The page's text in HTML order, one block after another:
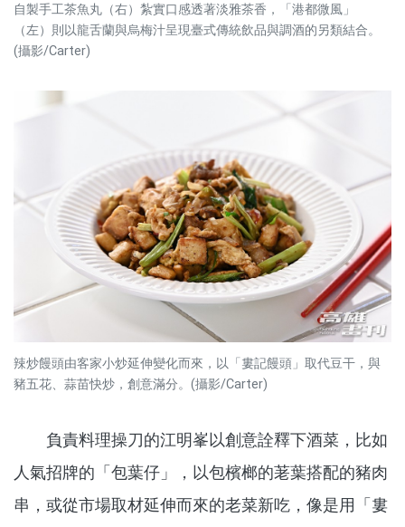
自製手工茶魚丸（右）紮實口感透著淡雅茶香，「港都微風」
（左）則以龍舌蘭與烏梅汁呈現臺式傳統飲品與調酒的另類結合。
(攝影/Carter)
辣炒饅頭由客家小炒延伸變化而來，以「婁記饅頭」取代豆干，與
豬五花、蒜苗快炒，創意滿分。(攝影/Carter)
負責料理操刀的江明峯以創意詮釋下酒菜，比如
人氣招牌的「包葉仔」，以包檳榔的荖葉搭配的豬肉
串，或從市場取材延伸而來的老菜新吃，像是用「婁